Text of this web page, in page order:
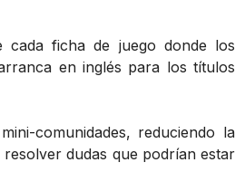
ficha de juego donde los
en inglés para los títulos
comunidades, reduciendo la
dudas que podrían estar